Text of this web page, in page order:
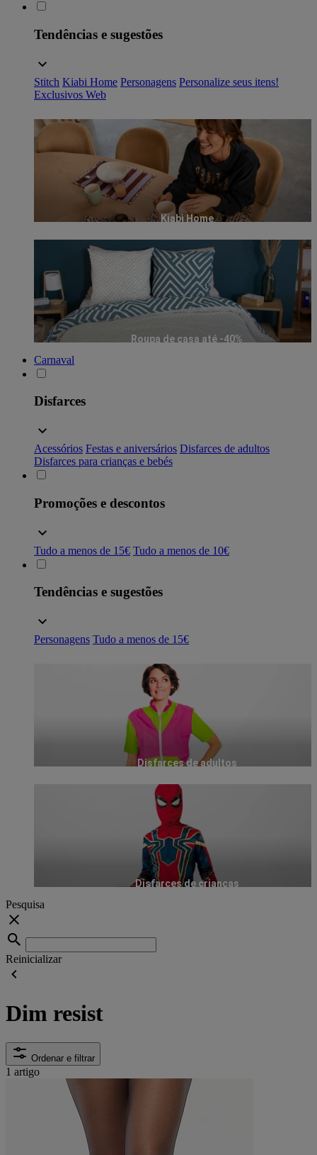
Tendências e sugestões
Stitch Kiabi Home Personagens Personalize seus itens!
Exclusivos Web
Kiabi Home
Roupa de casa até -40%
Carnaval
Disfarces
Acessórios Festas e aniversários Disfarces de adultos
Disfarces para crianças e bebés
Promoções e descontos
Tudo a menos de 15€ Tudo a menos de 10€
Tendências e sugestões
Personagens Tudo a menos de 15€
Disfarces de adultos
Disfarces de crianças
Pesquisa
Reinicializar
Dim resist
Ordenar e filtrar
1 artigo